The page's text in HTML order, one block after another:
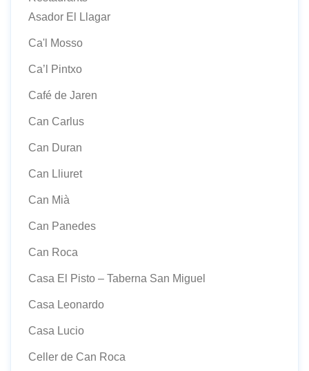
Asador El Llagar
Ca'l Mosso
Ca’l Pintxo
Café de Jaren
Can Carlus
Can Duran
Can Lliuret
Can Mià
Can Panedes
Can Roca
Casa El Pisto – Taberna San Miguel
Casa Leonardo
Casa Lucio
Celler de Can Roca